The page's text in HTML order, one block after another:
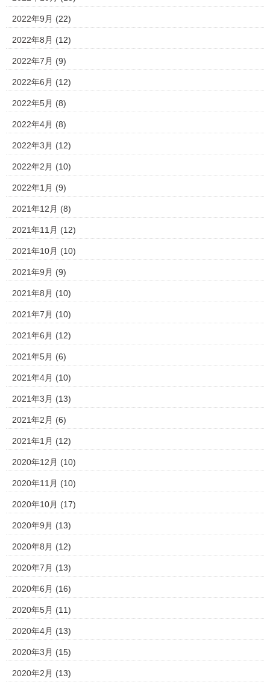
2022年9月 (22)
2022年8月 (12)
2022年7月 (9)
2022年6月 (12)
2022年5月 (8)
2022年4月 (8)
2022年3月 (12)
2022年2月 (10)
2022年1月 (9)
2021年12月 (8)
2021年11月 (12)
2021年10月 (10)
2021年9月 (9)
2021年8月 (10)
2021年7月 (10)
2021年6月 (12)
2021年5月 (6)
2021年4月 (10)
2021年3月 (13)
2021年2月 (6)
2021年1月 (12)
2020年12月 (10)
2020年11月 (10)
2020年10月 (17)
2020年9月 (13)
2020年8月 (12)
2020年7月 (13)
2020年6月 (16)
2020年5月 (11)
2020年4月 (13)
2020年3月 (15)
2020年2月 (13)